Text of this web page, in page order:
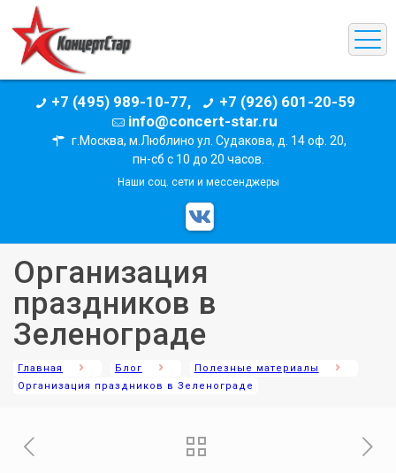
+7 (495) 989-10-77,
+7 (926) 601-20-59
info@concert-star.ru
г.Москва, м.Люблино ул. Судакова, д. 14 оф. 20,
пн-сб с 10 до 20 часов.
Наши соц. сети и мессенджеры
Организация
праздников в
Зеленограде
Главная Блог
Полезные материалы
Организация праздников в Зеленограде